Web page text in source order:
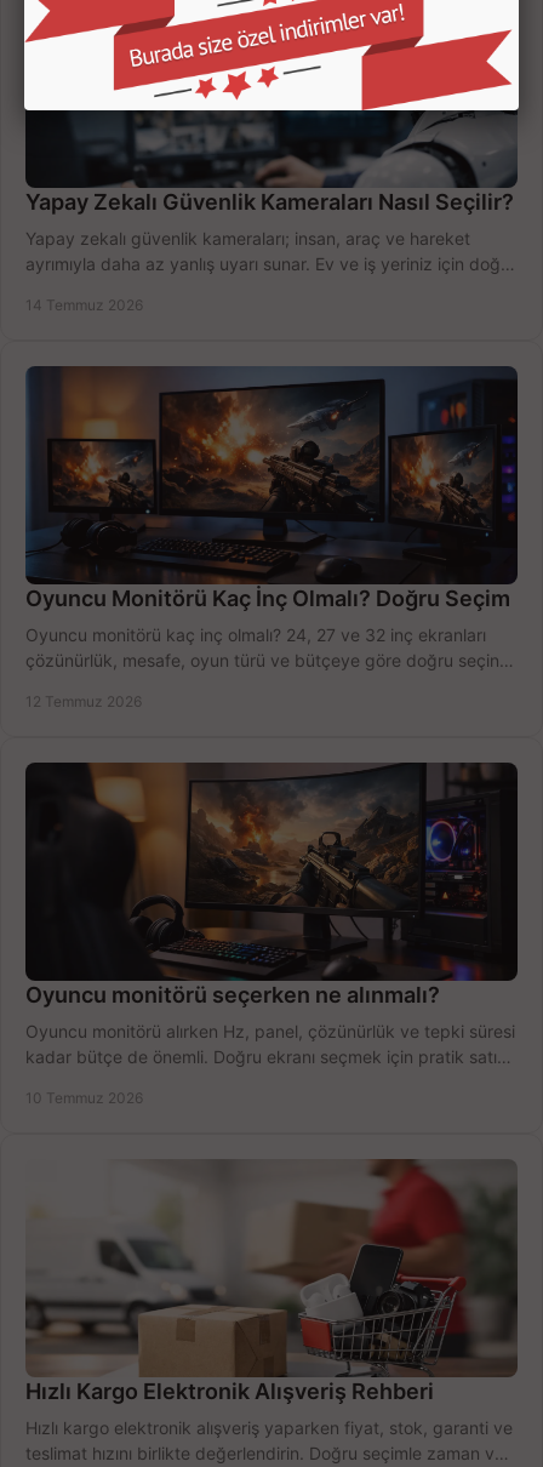
Yapay Zekalı Güvenlik Kameraları Nasıl Seçilir?
Yapay zekalı güvenlik kameraları; insan, araç ve hareket
ayrımıyla daha az yanlış uyarı sunar. Ev ve iş yeriniz için doğru
14 Temmuz 2026
Oyuncu Monitörü Kaç İnç Olmalı? Doğru Seçim
Oyuncu monitörü kaç inç olmalı? 24, 27 ve 32 inç ekranları
çözünürlük, mesafe, oyun türü ve bütçeye göre doğru seçin,
12 Temmuz 2026
Oyuncu monitörü seçerken ne alınmalı?
Oyuncu monitörü alırken Hz, panel, çözünürlük ve tepki süresi
kadar bütçe de önemli. Doğru ekranı seçmek için pratik satın
10 Temmuz 2026
Hızlı Kargo Elektronik Alışveriş Rehberi
Hızlı kargo elektronik alışveriş yaparken fiyat, stok, garanti ve
teslimat hızını birlikte değerlendirin. Doğru seçimle zaman ve